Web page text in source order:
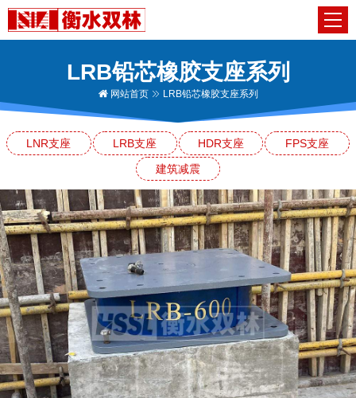
LRB铅芯橡胶支座系列
网站首页 LRB铅芯橡胶支座系列
LNR支座 LRB支座 HDR支座
FPS支座
建筑减震